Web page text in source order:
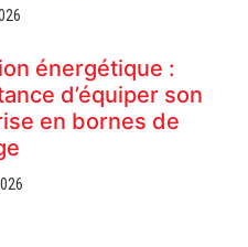
énergétique :
d’équiper son
en bornes de